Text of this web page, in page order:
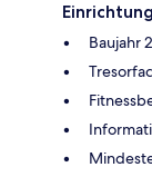
Baujahr